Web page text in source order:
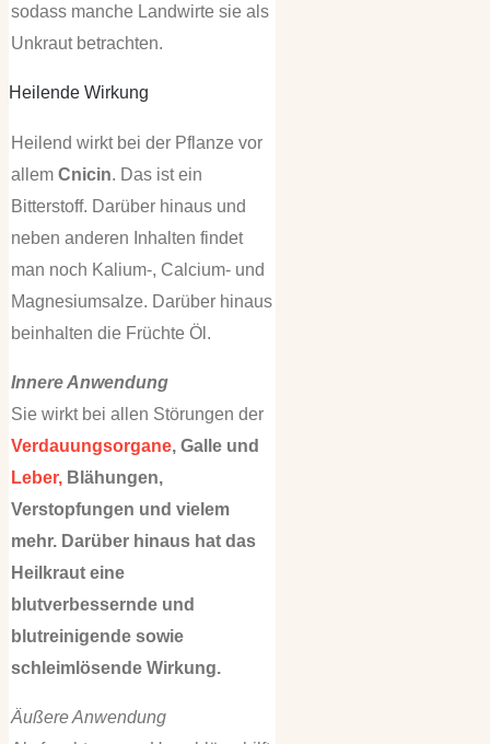
sodass manche Landwirte sie als
Unkraut betrachten.
Heilende Wirkung
Heilend wirkt bei der Pflanze vor
allem Cnicin. Das ist ein
Bitterstoff. Darüber hinaus und
neben anderen Inhalten findet
man noch Kalium-, Calcium- und
Magnesiumsalze. Darüber hinaus
beinhalten die Früchte Öl.
Innere Anwendung
Sie wirkt bei allen Störungen der
Verdauungsorgane, Galle und
Leber,Blähungen,
Verstopfungen und vielem
mehr. Darüber hinaus hat das
Heilkraut eine
blutverbessernde und
blutreinigende sowie
schleimlösende Wirkung.
Äußere Anwendung